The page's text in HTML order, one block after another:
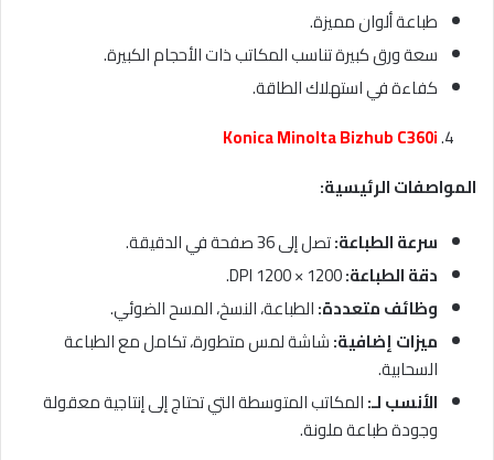
طباعة ألوان مميزة.
سعة ورق كبيرة تناسب المكاتب ذات الأحجام الكبيرة.
كفاءة في استهلاك الطاقة.
Konica Minolta Bizhub C360i
المواصفات الرئيسية:
سرعة الطباعة:تصل إلى 36 صفحة في الدقيقة.
دقة الطباعة:
وظائف متعددة:الطباعة، النسخ، المسح الضوئي.
ميزات إضافية:شاشة لمس متطورة، تكامل مع الطباعة
السحابية.
الأنسب لـ:المكاتب المتوسطة التي تحتاج إلى إنتاجية معقولة
وجودة طباعة ملونة.